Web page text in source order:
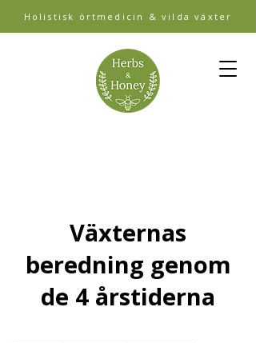
Holistisk örtmedicin & vilda växter
Växternas
beredning genom
de 4 årstiderna